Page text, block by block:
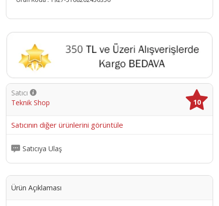
Satıcı
Teknik Shop
10
Satıcının diğer ürünlerini görüntüle
Satıcıya Ulaş
Ürün Açıklaması